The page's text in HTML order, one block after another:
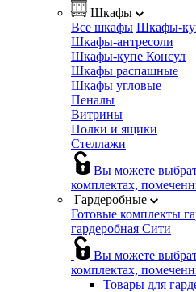
Шкафы
Все шкафы Шкафы-
Шкафы-антресоли
Шкафы-купе Консул
Шкафы распашные
Шкафы угловые
Пеналы
Витрины
Полки и ящики
Стеллажи
Вы можете
комплектах,
Гардеробные
Готовые комплекты
гардеробная Сити
Вы можете
комплектах,
Товары для